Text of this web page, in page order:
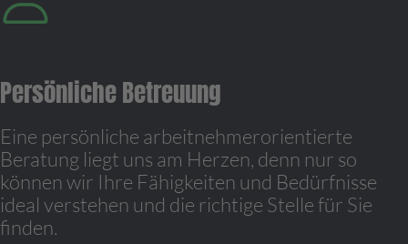
Persönliche Betreuung
Eine persönliche arbeitnehmerorientierte
Beratung liegt uns am Herzen, denn nur so
können wir Ihre Fähigkeiten und Bedürfnisse
ideal verstehen und die richtige Stelle für Sie
finden.